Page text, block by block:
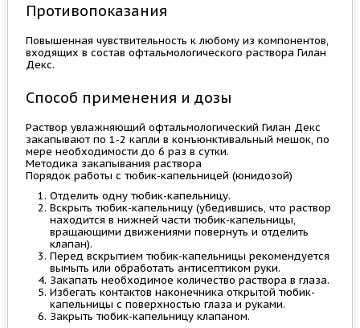
Противопоказания
Повышенная чувствительность к любому из компонентов,
входящих в состав офтальмологического раствора Гилан
Декс.
Способ применения и дозы
Раствор увлажняющий офтальмологический Гилан Декс
закапывают по 1-2 капли в конъюнктивальный мешок, по
мере необходимости до 6 раз в сутки.
Методика закапывания раствора
Порядок работы с тюбик-капельницей (юнидозой)
Отделить одну тюбик-капельницу.
Вскрыть тюбик-капельницу (убедившись, что раствор
находится в нижней части тюбик-капельницы,
вращающими движениями повернуть и отделить
клапан).
Перед вскрытием тюбик-капельницы рекомендуется
вымыть или обработать антисептиком руки.
Закапать необходимое количество раствора в глаза.
Избегать контактов наконечника открытой тюбик-
капельницы с поверхностью глаза и руками.
Закрыть тюбик-капельницу клапаном.